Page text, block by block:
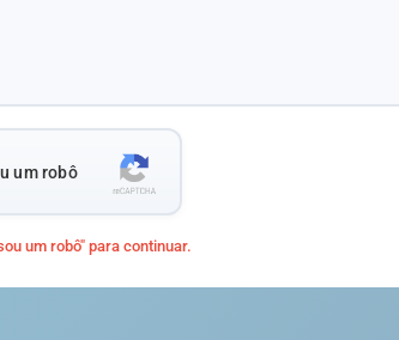
um robô
um robô" para continuar.